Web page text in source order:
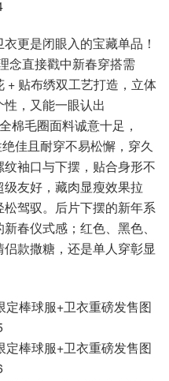
更是闭眼入的宝藏单品！
念直接戳中新春穿搭需
+ 贴布绣双工艺打造，立体
，又能一眼认出
棉毛圈面料诚意十足，
佳且耐穿不易松懈，穿久
袖口与下摆，贴合身形不
友好，藏肉显瘦效果拉
驾驭。后片下摆的新年系
春仪式感；红色、黑色、
款撒糖，还是单人穿彰显